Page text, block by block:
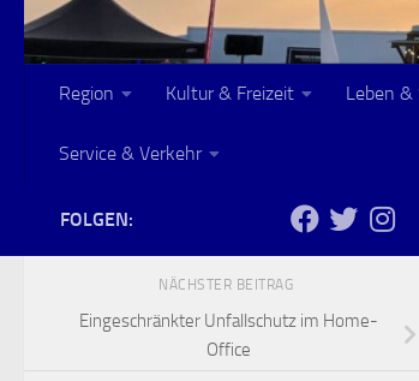
Region Kultur & Freizeit Leben &
Service & Verkehr
FOLGEN:
NÄCHSTER BEITRAG
Eingeschränkter Unfallschutz im Home-
Office